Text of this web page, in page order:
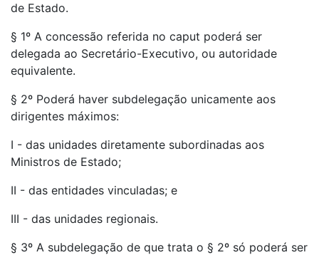
de Estado.
§ 1º A concessão referida no caput poderá ser
delegada ao Secretário-Executivo, ou autoridade
equivalente.
§ 2º Poderá haver subdelegação unicamente aos
dirigentes máximos:
I - das unidades diretamente subordinadas aos
Ministros de Estado;
II - das entidades vinculadas; e
III - das unidades regionais.
§ 3º A subdelegação de que trata o § 2º só poderá ser